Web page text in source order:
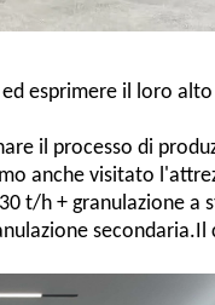
esprimere il loro
il processo di
anche visitato
t/h + granulazione a
secondaria.Il